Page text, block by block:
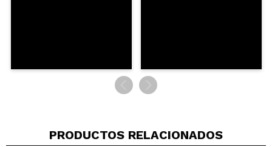
PRODUCTOS RELACIONADOS